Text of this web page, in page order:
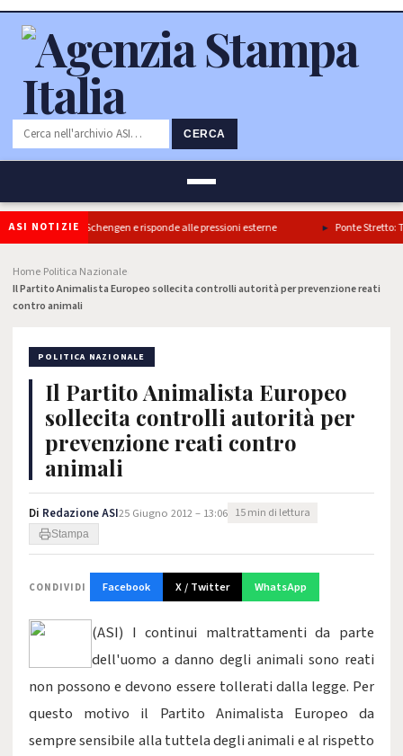
CERCA
ASI NOTIZIE
di Schengen e risponde alle pressioni esterne Ponte Stretto:
Home Politica Nazionale
Il Partito Animalista Europeo sollecita controlli autorità per prevenzione reati
contro animali
POLITICA NAZIONALE
Il Partito Animalista Europeo
sollecita controlli autorità per
prevenzione reati contro
animali
Di Redazione ASI25 Giugno 2012 – 13:06 15 min di lettura
Stampa
CONDIVIDI Facebook X / Twitter WhatsApp
(ASI) I continui maltrattamenti da parte
dell'uomo a danno degli animali sono reati
non possono e devono essere tollerati dalla legge. Per
questo motivo il Partito Animalista Europeo da
sempre sensibile alla tuttela degli animali e al rispetto